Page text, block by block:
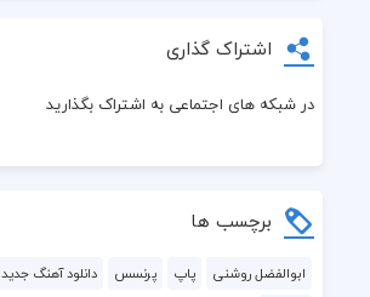
اشتراک گذاری
در شبکه های اجتماعی به اشتراک بگذارید
برچسب ها
ابوالفضل روشنی پاپ پرنسس دانلود آهنگ جدید